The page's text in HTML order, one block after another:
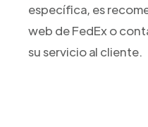
específica, es
web de FedEx o
su servicio al cliente.